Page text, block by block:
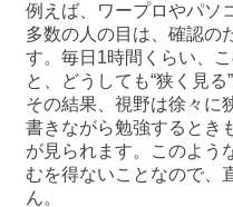
例えば、ワープロやパソ
多数の人の目は、確認の
す。毎日1時間くらい、
と、どうしても“狭く見
その結果、視野は徐々に
書きながら勉強するとき
が見られます。このよう
むを得ないことなので、
ん。